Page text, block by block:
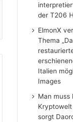
der T206
ElmonX
Thema
Italien
Images
Man muss
Kryptowelt
sorgt